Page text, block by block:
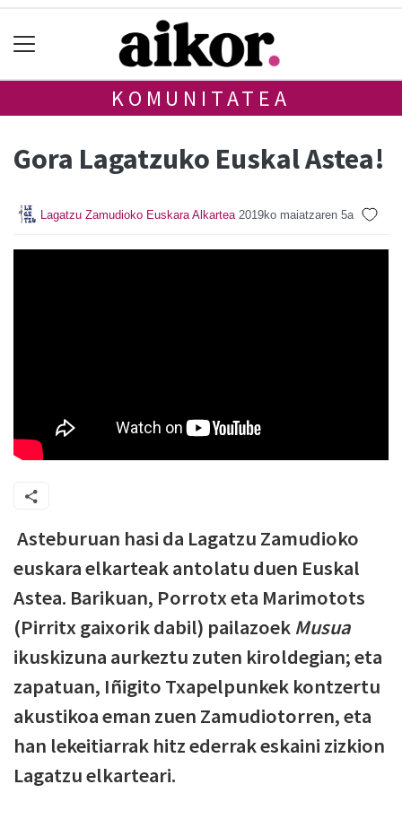
KOMUNITATEA
Gora Lagatzuko Euskal Astea!
Lagatzu Zamudioko Euskara Alkartea 2019ko maiatzaren 5a
Asteburuan hasi da Lagatzu Zamudioko
euskara elkarteak antolatu duen Euskal
Astea. Barikuan, Porrotx eta Marimotots
(Pirritx gaixorik dabil) pailazoek Musua
ikuskizuna aurkeztu zuten kiroldegian; eta
zapatuan, Iñigito Txapelpunkek kontzertu
akustikoa eman zuen Zamudiotorren, eta
han lekeitiarrak hitz ederrak eskaini zizkion
Lagatzu elkarteari.